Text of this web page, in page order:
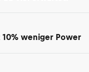
weniger Power